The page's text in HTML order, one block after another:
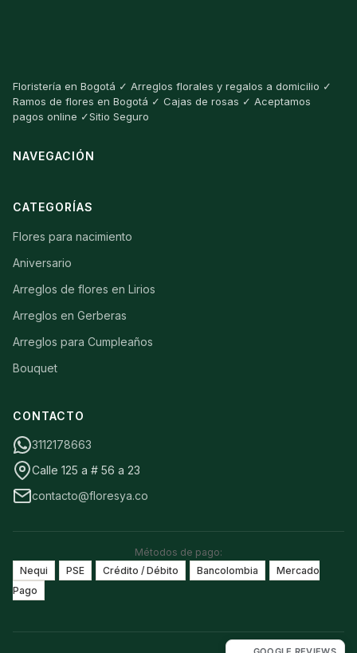
Floristería en Bogotá ✓ Arreglos florales y regalos a domicilio ✓
Ramos de flores en Bogotá ✓ Cajas de rosas ✓ Aceptamos
pagos online ✓Sitio Seguro
NAVEGACIÓN
CATEGORÍAS
Flores para nacimiento
Aniversario
Arreglos de flores en Lirios
Arreglos en Gerberas
Arreglos para Cumpleaños
Bouquet
CONTACTO
3112178663
Calle 125 a # 56 a 23
contacto@floresya.co
Métodos de pago:
Nequi
PSE Crédito / Débito Bancolombia
Mercado
Pago